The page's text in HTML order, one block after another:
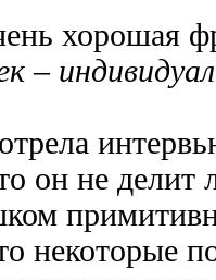
хорошая
–
он не делит
некоторые